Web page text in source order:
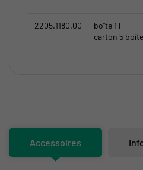
2205.1180.00
boîte 1 l
carton 5
Accessoires